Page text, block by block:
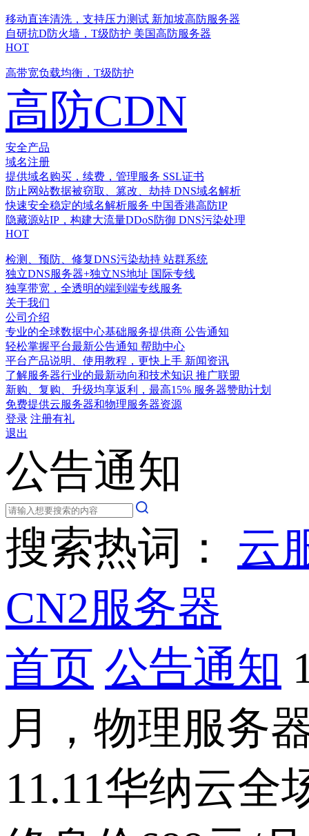
移动直连清洗，支持压力测试 新加坡高防服务器
自研抗D防火墙，T级防护 美国高防服务器
HOT
高带宽负载均衡，T级防护
高防CDN
安全产品
域名注册
提供域名购买，续费，管理服务 SSL证书
防止网站数据被窃取、篡改、劫持 DNS域名解析
快速安全稳定的域名解析服务 中国香港高防IP
隐藏源站IP，构建大流量DDoS防御 DNS污染处理
HOT
检测、预防、修复DNS污染劫持 站群系统
独立DNS服务器+独立NS地址 国际专线
独享带宽，全透明的端到端专线服务
关于我们
公司介绍
专业的全球数据中心基础服务提供商 公告通知
轻松掌握平台最新公告通知 帮助中心
平台产品说明、使用教程，更快上手 新闻资讯
了解服务器行业的最新动向和技术知识 推广联盟
新购、复购、升级均享返利，最高15% 服务器赞助计划
免费提供云服务器和物理服务器资源
登录 注册有礼
退出
公告通知
搜索热词： 云
CN2服务器
首页 公告通知
月，物理服务
11.11华纳云全